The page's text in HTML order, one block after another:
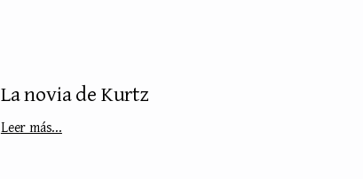
La novia de Kurtz
Leer más...